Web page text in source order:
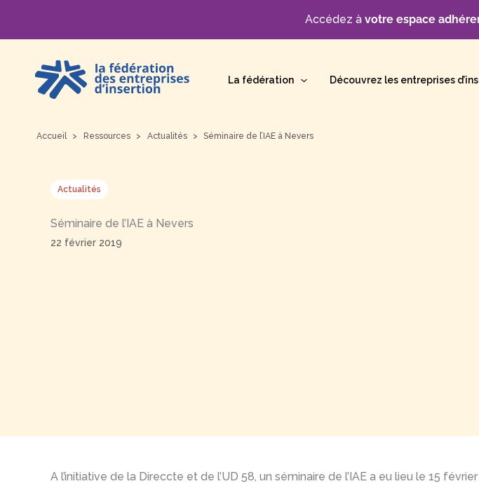
Accédez à votre espace
contenu
La fédération Découvrez les entreprises
Accueil Ressources Actualités Séminaire de l’IAE à Nevers
Actualités
Séminaire de l’IAE à Nevers
22 février 2019
A l’initiative de la Direccte et de l’UD 58, un séminaire de l’IAE a eu lieu le 15